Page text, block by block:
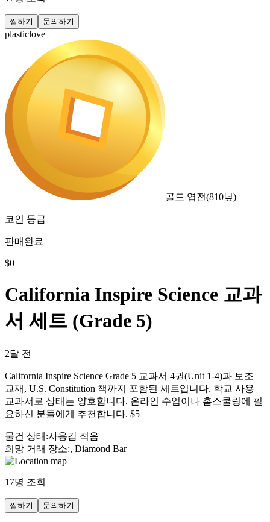
찜하기 문의하기
plasticlove
골드 엽전(810닢)
코인 등급
판매완료
$0
California Inspire Science 교과
서 세트 (Grade 5)
2달 전
California Inspire Science Grade 5 교과서 4권(Unit 1-4)과 보조
교재, U.S. Constitution 책까지 포함된 세트입니다. 학교 사용
교과서로 상태는 양호합니다. 온라인 수업이나 홈스쿨링에 필
요하신 분들에게 추천합니다. $5
물건 상태 :사용감 적음
희망 거래 장소:, Diamond Bar
17명 조회
찜하기 문의하기